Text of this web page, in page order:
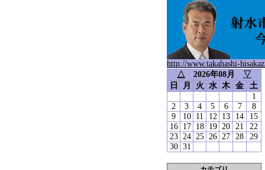
http://www.takahashi-
△ 2026年08月
▽
日
月 火 水 木 金
土
1
2
3 4 5 6 7
8
9
10 11 12 13 14
15
16
17 18 19 20 21
22
23 24 25 26 27 28
29
30 31